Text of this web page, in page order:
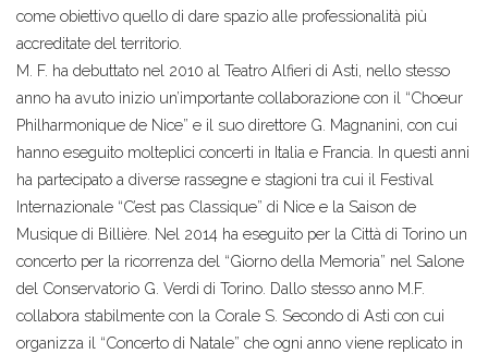
come obiettivo quello di dare spazio alle professionalità più
accreditate del territorio.
M. F. ha debuttato nel 2010 al Teatro Alfieri di Asti, nello stesso
anno ha avuto inizio un’importante collaborazione con il “Choeur
Philharmonique de Nice” e il suo direttore G. Magnanini, con cui
hanno eseguito molteplici concerti in Italia e Francia. In questi anni
ha partecipato a diverse rassegne e stagioni tra cui il Festival
Internazionale “C’est pas Classique” di Nice e la Saison de
Musique di Billière. Nel 2014 ha eseguito per la Città di Torino un
concerto per la ricorrenza del “Giorno della Memoria” nel Salone
del Conservatorio G. Verdi di Torino. Dallo stesso anno M.F.
collabora stabilmente con la Corale S. Secondo di Asti con cui
organizza il “Concerto di Natale” che ogni anno viene replicato in